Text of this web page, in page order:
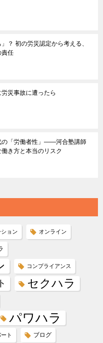
？ 初の労災認定から考える、
責任
災事故に遭ったら
の「労働者性」――河合塾講師
き方と本当のリスク
ョン オンライン
コンプライアンス
セクハラ
パワハラ
ート ブログ